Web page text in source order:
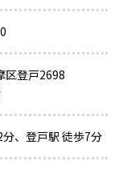
区登戸2698
、登戸駅 徒歩7分